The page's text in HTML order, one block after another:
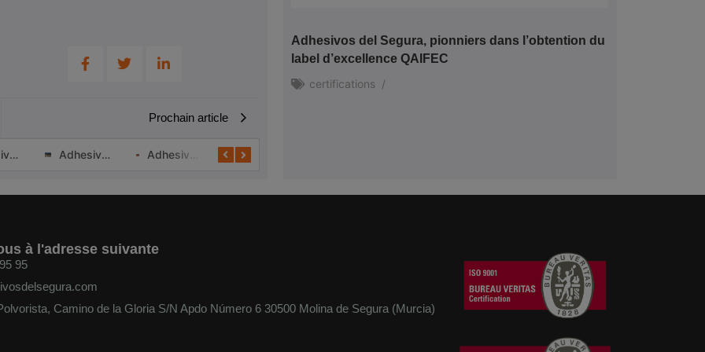
Prochain article
Adhesivos del Segura, pionniers dans l’obtention du label d’excellence QAIFEC Adhesivos del Segura installe des panneaux photovoltaïques
Adhesivos del Segura, pionniers dans l’obtention du
label d’excellence QAIFEC
certifications /
à l'adresse suivante
95
Camino de la Gloria S/N Apdo Número 6 30500 Molina de Segura (Murcia)